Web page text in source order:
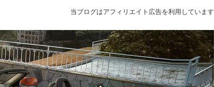
当ブログはアフィリエイト広告を利用しています